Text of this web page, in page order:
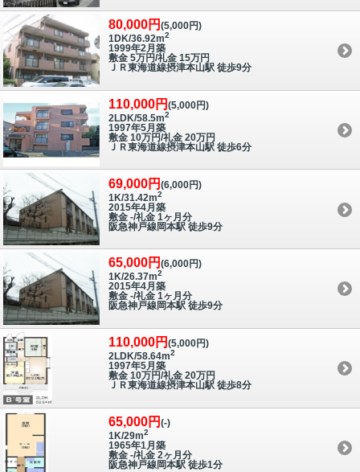
80,000円 (5,000円)
1DK/36.92m2
1999年2月築
敷金 5万円/礼金 15万円
ＪＲ東海道線摂津本山駅 徒歩9分
110,000円 (5,000円)
2LDK/58.5m2
1997年5月築
敷金 10万円/礼金 20万円
ＪＲ東海道線摂津本山駅 徒歩6分
69,000円 (6,000円)
1K/31.42m2
2015年4月築
敷金 -/礼金 1ヶ月分
阪急神戸線岡本駅 徒歩9分
65,000円 (6,000円)
1K/26.37m2
2015年4月築
敷金 -/礼金 1ヶ月分
阪急神戸線岡本駅 徒歩9分
110,000円 (5,000円)
2LDK/58.64m2
1997年5月築
敷金 10万円/礼金 20万円
ＪＲ東海道線摂津本山駅 徒歩8分
65,000円 (-)
1K/29m2
1965年1月築
敷金 -/礼金 2ヶ月分
阪急神戸線岡本駅 徒歩1分